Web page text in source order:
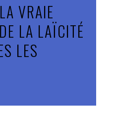
VRAIE
LA LAÏCITÉ
LES